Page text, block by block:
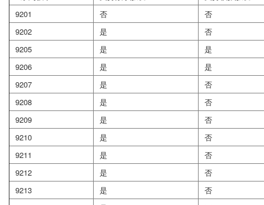
9201
否
否
9202
是
否
9205
是
是
9206
是
是
9207
是
否
9208
是
否
9209
是
否
9210
是
否
9211
是
否
9212
是
否
9213
是
否